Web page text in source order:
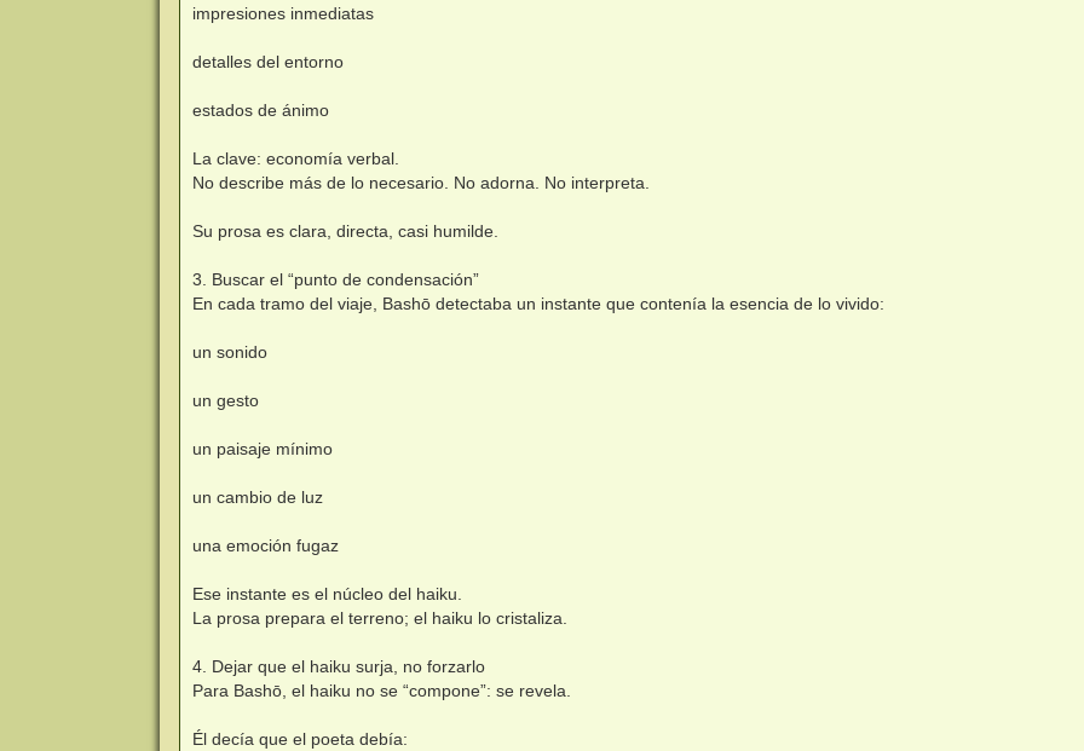
impresiones inmediatas
detalles del entorno
estados de ánimo
La clave: economía verbal.
No describe más de lo necesario. No adorna. No interpreta.
Su prosa es clara, directa, casi humilde.
3. Buscar el “punto de condensación”
En cada tramo del viaje, Bashō detectaba un instante que contenía la esencia de lo vivido:
un sonido
un gesto
un paisaje mínimo
un cambio de luz
una emoción fugaz
Ese instante es el núcleo del haiku.
La prosa prepara el terreno; el haiku lo cristaliza.
4. Dejar que el haiku surja, no forzarlo
Para Bashō, el haiku no se “compone”: se revela.
Él decía que el poeta debía: